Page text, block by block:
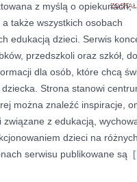
z myślą o opiekunach,
także wszystkich osobach
edukacją dzieci. Serwis
przedszkoli oraz szkół,
dla osób, które chcą
Strona stanowi
można znaleźć inspiracje,
związane z edukacją,
dzieci na
serwisu publikowane są